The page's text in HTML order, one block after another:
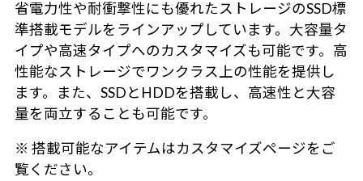
省電力性や耐衝撃性にも優れたストレージのSSD標
準搭載モデルをラインアップしています。大容量タ
イプや高速タイプへのカスタマイズも可能です。高
性能なストレージでワンクラス上の性能を提供し
ます。また、SSDとHDDを搭載し、高速性と大容
量を両立することも可能です。
※ 搭載可能なアイテムはカスタマイズページをご
覧ください。